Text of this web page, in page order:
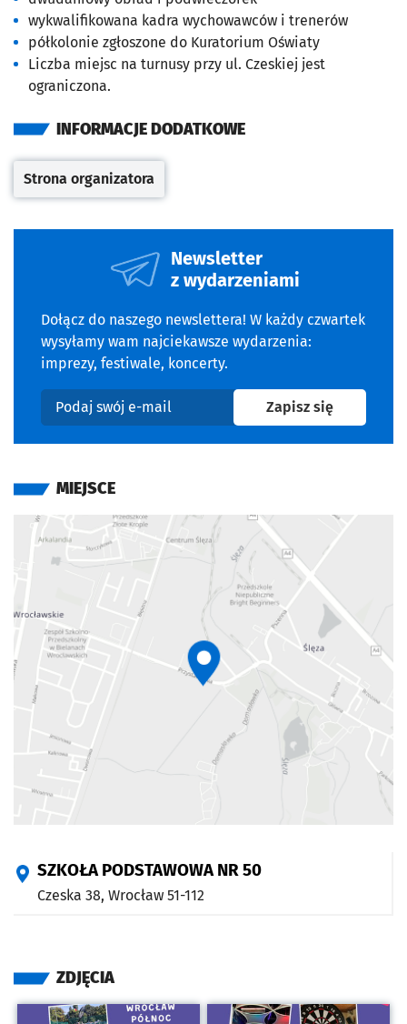
wykwalifikowana kadra wychowawców i trenerów
półkolonie zgłoszone do Kuratorium Oświaty
Liczba miejsc na turnusy przy ul. Czeskiej jest
ograniczona.
INFORMACJE DODATKOWE
Otwiera się w nowej karcie
Strona organizatora
Newsletter
z wydarzeniami
Dołącz do naszego newslettera! W każdy czwartek
wysyłamy wam najciekawsze wydarzenia:
imprezy, festiwale, koncerty.
Podaj swój e-mail
Zapisz sięna
MIEJSCE
SZKOŁA PODSTAWOWA NR 50
Czeska 38, Wrocław 51-112
ZDJĘCIA
Kliknij, aby powiększyć Kliknij, aby powiększyć